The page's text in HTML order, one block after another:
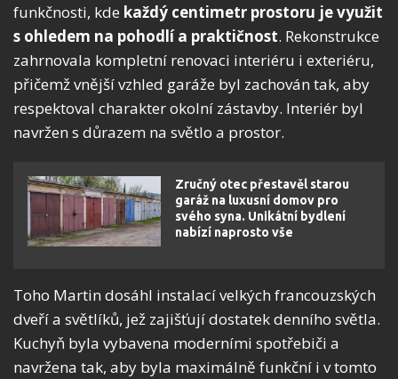
funkčnosti, kde každý centimetr prostoru je využit
s ohledem na pohodlí a praktičnost. Rekonstrukce
zahrnovala kompletní renovaci interiéru i exteriéru,
přičemž vnější vzhled garáže byl zachován tak, aby
respektoval charakter okolní zástavby. Interiér byl
navržen s důrazem na světlo a prostor.
Zručný otec přestavěl starou
garáž na luxusní domov pro
svého syna. Unikátní bydlení
nabízí naprosto vše
Toho Martin dosáhl instalací velkých francouzských
dveří a světlíků, jež zajišťují dostatek denního světla.
Kuchyň byla vybavena moderními spotřebiči a
navržena tak, aby byla maximálně funkční i v tomto